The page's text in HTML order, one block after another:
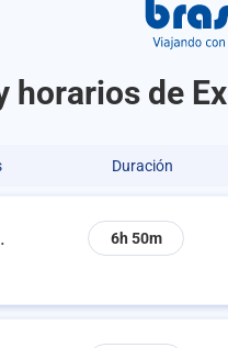
horarios de
Duración
6h 50m